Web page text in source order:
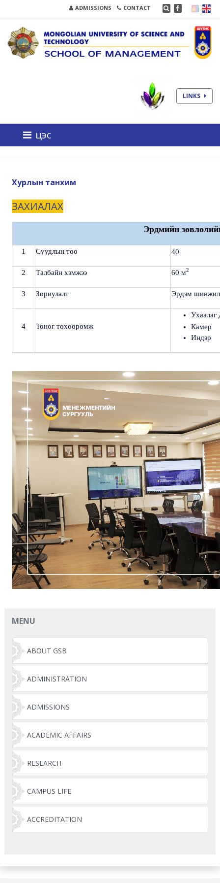
ADMISSIONS CONTACT
LINKS
цэс
Хурлын танхим
ЗАХИАЛАХ
Эрдмийн
1 Суудлын тоо 40
2 Талбайн хэмжээ 60 м2
3 Зориулалт Эрдэм
4 Тоног төхөөрөмж
Ухаалаг
Камер
Индэр
MENU
ABOUT GSB
ADMINISTRATION
ADMISSIONS
ACADEMIC AFFAIRS
RESEARCH
CAMPUS LIFE
ACCREDITATION